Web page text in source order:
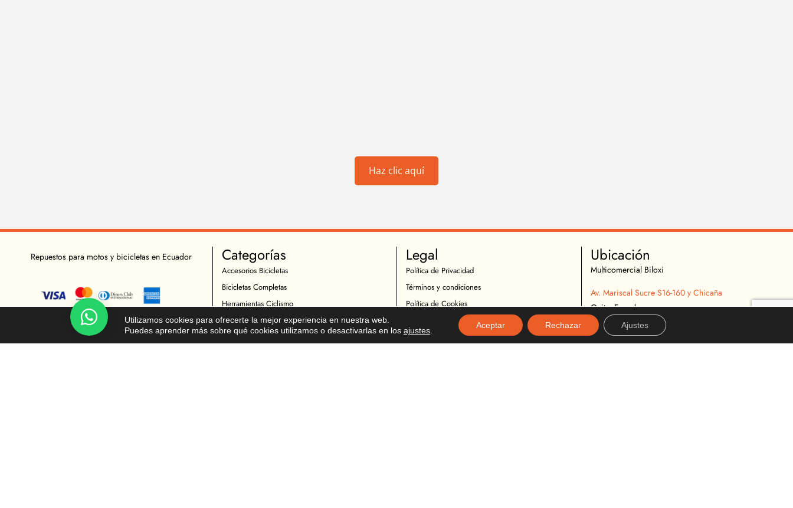
Haz clic aquí
Repuestos para motos y bicicletas en Ecuador Categorías
Accesorios Bicicletas
Bicicletas Completas
Herramientas Ciclismo
Indumentaria Ciclistas
Repuestos Bicicletas
Legal
Política de Privacidad
Términos y condiciones
Política de Cookies
Política de Devoluciones
Descargo de Responsabilidad
Ubicación
Multicomercial Biloxi
Av. Mariscal Sucre S16-160 y Chicaña
Quito, Ecuador
02 2627 540
096 296 9642
Utilizamos cookies para ofrecerte la mejor experiencia en nuestra web.
Puedes aprender más sobre qué cookies utilizamos o desactivarlas en los ajustes.
Aceptar Rechazar Ajustes
Chatea!